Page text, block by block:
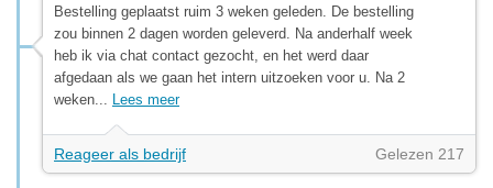
Bestelling geplaatst ruim 3 weken geleden. De bestelling
zou binnen 2 dagen worden geleverd. Na anderhalf week
heb ik via chat contact gezocht, en het werd daar
afgedaan als we gaan het intern uitzoeken voor u. Na 2
weken... Lees meer
Reageer als bedrijf Gelezen 217